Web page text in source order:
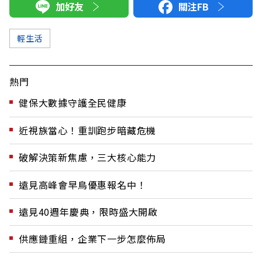
加好友 關注FB
輕生活
熱門
健保大數據守護全民健康
近視族當心！重訓跑步暗藏危機
破解決策新焦慮，三大核心能力
遠見高峰會早鳥優惠報名中！
遠見40週年慶典，限時盛大開啟
供應鏈重組，企業下一步怎麼佈局